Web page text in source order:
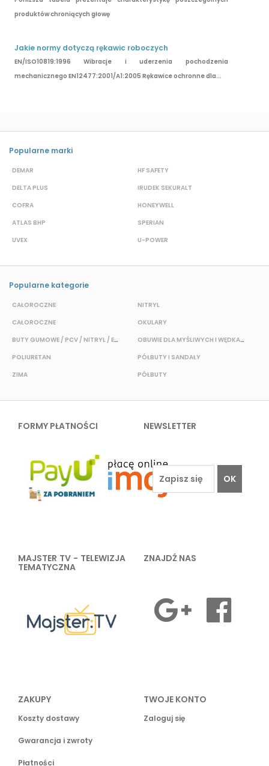
produktów chroniących głowę
Jakie normy dotyczą rękawic roboczych
EN/ISO10819:1996 Wibracje i uderzenia pochodzenia
mechanicznego EN12477:2001/A1:2005 Rękawice ochronne dla...
Popularne marki
DEMAR
DELTA PLUS
COFRA
ATLAS BHP
UVEX
HF SAFETY
IRUDEK SEKURALT
HONEYWELL
SPERIAN
U-POWER
Popularne kategorie
CAŁOROCZNE
CAŁOROCZNE
BUTY GUMOWE / PCV / NITRYL / EVA
POLIURETAN
ZIMA
NITRYL
OKULARY
OBUWIE DLA MYŚLIWYCH I WĘDKARZY
PÓŁBUTY I SANDAŁY
PÓŁBUTY
FORMY PŁATNOŚCI NEWSLETTER
OK
MAJSTER TV - TELEWIZJA
TEMATYCZNA
ZNAJDŹ NAS
ZAKUPY
Koszty dostawy
Gwarancja i zwroty
Płatności
TWOJE KONTO
Zaloguj się